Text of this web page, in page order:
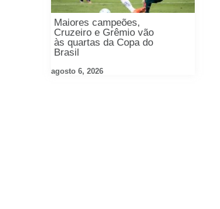
Maiores campeões,
Cruzeiro e Grêmio vão
às quartas da Copa do
Brasil
agosto 6, 2026